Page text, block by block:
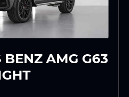
BENZ AMG G63